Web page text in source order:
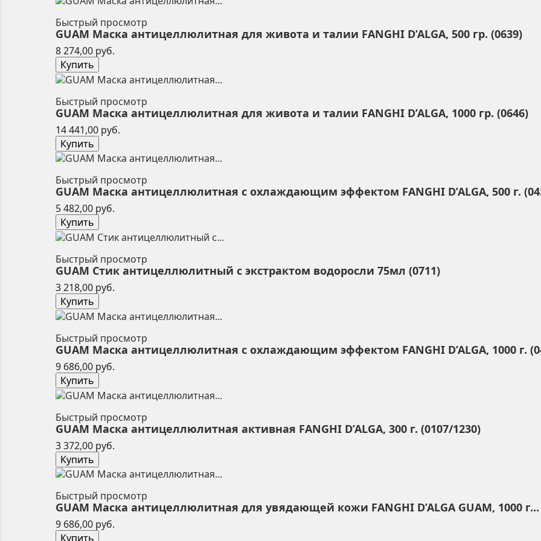
Быстрый просмотр
GUAM Маска антицеллюлитная для живота и талии FANGHI D’ALGA, 500 гр. (0639)
8 274,00 руб.
Купить
Быстрый просмотр
GUAM Маска антицеллюлитная для живота и талии FANGHI D’ALGA, 1000 гр. (0646)
14 441,00 руб.
Купить
Быстрый просмотр
GUAM Маска антицеллюлитная с охлаждающим эффектом FANGHI D’ALGA, 500 г.
5 482,00 руб.
Купить
Быстрый просмотр
GUAM Стик антицеллюлитный с экстрактом водоросли 75мл (0711)
3 218,00 руб.
Купить
Быстрый просмотр
GUAM Маска антицеллюлитная с охлаждающим эффектом FANGHI D’ALGA, 1000 г.
9 686,00 руб.
Купить
Быстрый просмотр
GUAM Маска антицеллюлитная активная FANGHI D’ALGA, 300 г. (0107/1230)
3 372,00 руб.
Купить
Быстрый просмотр
GUAM Маска антицеллюлитная для увядающей кожи FANGHI D’ALGA GUAM, 1000 г...
9 686,00 руб.
Купить